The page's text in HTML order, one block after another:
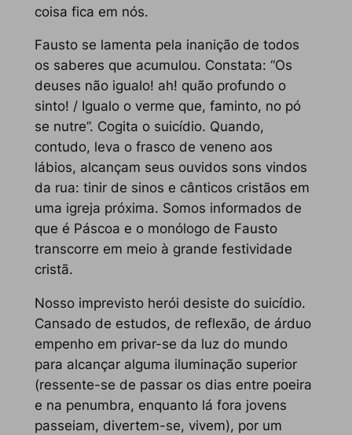
coisa fica em nós.
Fausto se lamenta pela inanição de todos
os saberes que acumulou. Constata: “Os
deuses não igualo! ah! quão profundo o
sinto! / Igualo o verme que, faminto, no pó
se nutre”. Cogita o suicídio. Quando,
contudo, leva o frasco de veneno aos
lábios, alcançam seus ouvidos sons vindos
da rua: tinir de sinos e cânticos cristãos em
uma igreja próxima. Somos informados de
que é Páscoa e o monólogo de Fausto
transcorre em meio à grande festividade
cristã.
Nosso imprevisto herói desiste do suicídio.
Cansado de estudos, de reflexão, de árduo
empenho em privar-se da luz do mundo
para alcançar alguma iluminação superior
(ressente-se de passar os dias entre poeira
e na penumbra, enquanto lá fora jovens
passeiam, divertem-se, vivem), por um